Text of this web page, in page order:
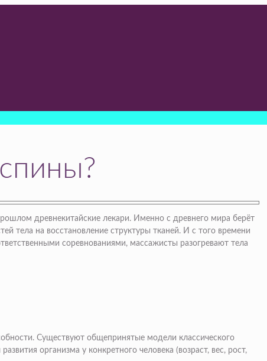
древнекитайские лекари. Именно с древнего мира берёт
тела на восстановление структуры тканей. И с того времени
соревнованиями, массажисты разогревают тела
Существуют общепринятые модели классического
организма у конкретного человека (возраст, вес, рост,